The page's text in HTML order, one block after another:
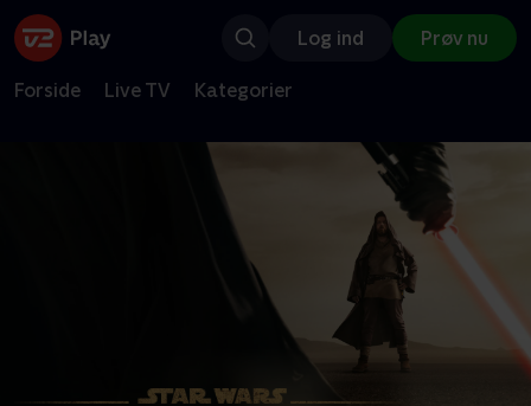
Log ind Prøv nu
Forside Live TV Kategorier